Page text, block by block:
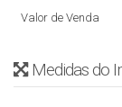
Valor de Venda
Medidas do